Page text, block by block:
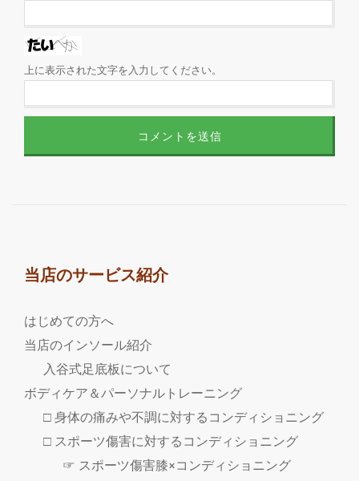
上に表示された文字を入力してください。
当店のサービス紹介
はじめての方へ
当店のインソール紹介
入谷式足底板について
ボディケア＆パーソナルトレーニング
□ 身体の痛みや不調に対するコンディショニング
□ スポーツ傷害に対するコンディショニング
☞ スポーツ傷害膝×コンディショニング